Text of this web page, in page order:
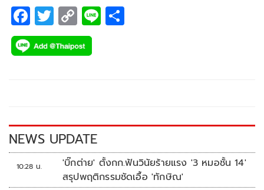
สองพี่น้องดาวรุ่งทีมชาติไทย “คอตต้อน” นิธิศ ปรีชาญาณ และ
“นอร์ตั้น” ฐิตภัทร ปรีชาญาณ
F
ac
e
k
T
wi
tt
C
o
p
k
Li
NEWS UPDATE
10:28 น.
'บิ๊กต่าย' ตั้งกก.ฟันวินัยร้ายแรง '3 หมอชั้น 14'
สรุปพฤติกรรมชัดเอื้อ 'ทักษิณ'